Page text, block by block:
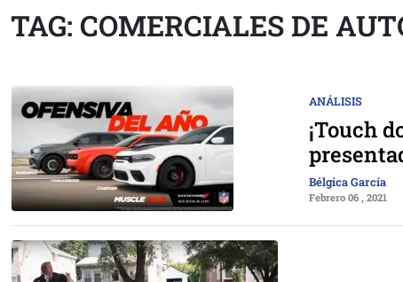
TAG: COMERCIALES DE
ANÁLISIS
¡Touch
Bélgica García
Febrero 06 , 2021